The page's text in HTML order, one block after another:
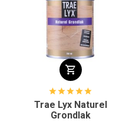
Trae Lyx Naturel
Grondlak